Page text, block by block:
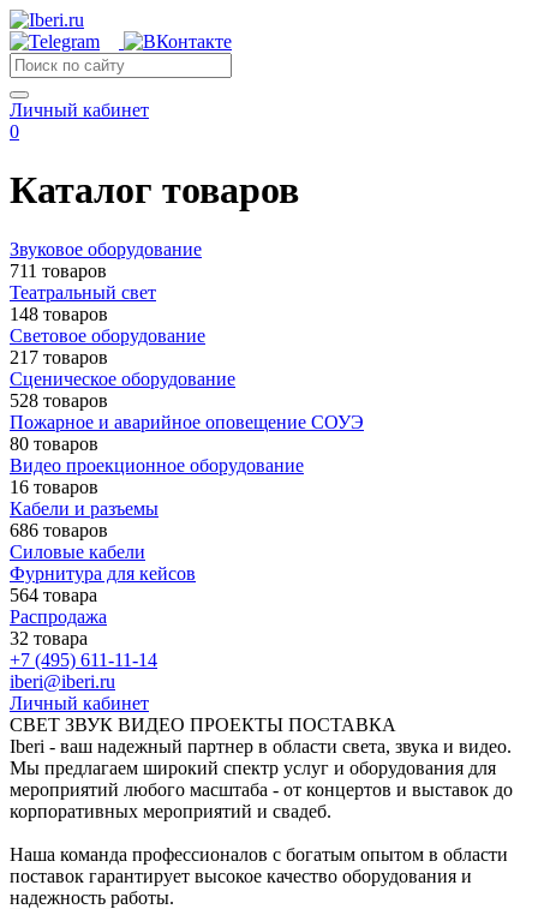
Личный кабинет
0
Каталог товаров
Звуковое оборудование
711 товаров
Театральный свет
148 товаров
Световое оборудование
217 товаров
Сценическое оборудование
528 товаров
Пожарное и аварийное оповещение СОУЭ
80 товаров
Видео проекционное оборудование
16 товаров
Кабели и разъемы
686 товаров
Силовые кабели
Фурнитура для кейсов
564 товара
Распродажа
32 товара
+7 (495) 611-11-14
iberi@iberi.ru
Личный кабинет
СВЕТ ЗВУК ВИДЕО ПРОЕКТЫ ПОСТАВКА
Iberi - ваш надежный партнер в области света, звука и видео.
Мы предлагаем широкий спектр услуг и оборудования для
мероприятий любого масштаба - от концертов и выставок до
корпоративных мероприятий и свадеб.
Наша команда профессионалов с богатым опытом в области
поставок гарантирует высокое качество оборудования и
надежность работы.